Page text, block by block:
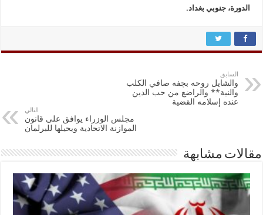
الدورة، جنوبي بغداد.
السابق
والشايل روحه بچفه صافي الكلب
والنية** والراضع من حب الدين
عنده إسلامه القضية
التالي
مجلس الوزراء يوافق على قانون
الموازنة الاتحادية ويحيلها للبرلمان
مقالات مشابهة